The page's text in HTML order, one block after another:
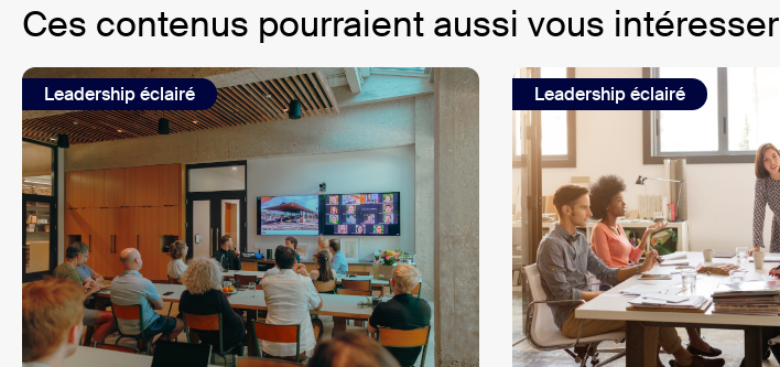
Ces contenus pourraient aussi vous intéresser
Leadership éclairé Leadership éclairé